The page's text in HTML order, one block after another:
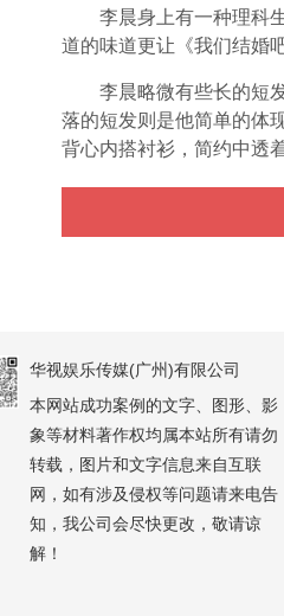
李晨身上有一种理科生
道的味道更让《我们结婚
李晨略微有些长的短发
落的短发则是他简单的体
背心内搭衬衫，简约中透
华视娱乐传媒(广州)有限公司
本网站成功案例的文字、图形、影
象等材料著作权均属本站所有请勿
转载，图片和文字信息来自互联
网，如有涉及侵权等问题请来电告
知，我公司会尽快更改，敬请谅
解！